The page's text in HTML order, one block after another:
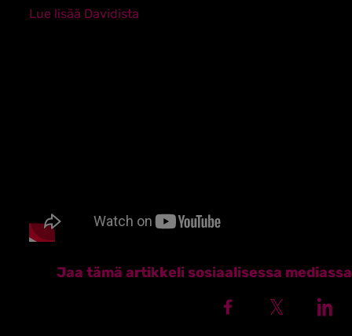
Lue lisää Davidista
Jaa tämä artikkeli sosiaalisessa mediassa